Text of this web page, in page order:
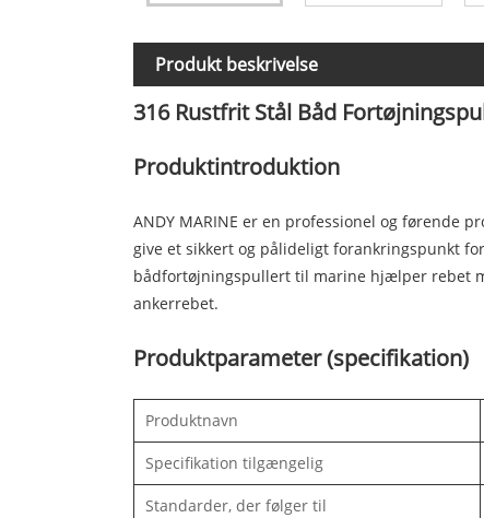
Produkt beskrivelse
316 Rustfrit Stål Båd
Produktintroduktion
ANDY MARINE er en professionel og førende
give et sikkert og pålideligt forankringspunkt
bådfortøjningspullert til marine hjælper rebet
ankerrebet.
Produktparameter (specifikation)
Produktnavn
Specifikation tilgængelig
Standarder, der følger til